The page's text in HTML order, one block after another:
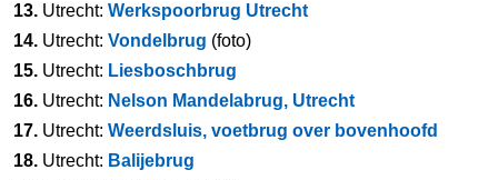
13. Utrecht: Werkspoorbrug Utrecht
14. Utrecht: Vondelbrug (foto)
15. Utrecht: Liesboschbrug
16. Utrecht: Nelson Mandelabrug, Utrecht
17. Utrecht: Weerdsluis, voetbrug over bovenhoofd
18. Utrecht: Balijebrug